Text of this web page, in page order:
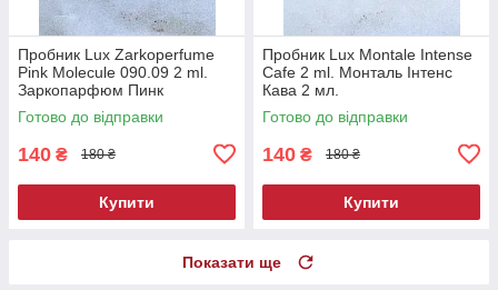
Пробник Lux Zarkoperfume
Pink Molecule 090.09 2 ml.
Заркопарфюм Пинк
Молекула 090.09 2 мл.
Готово до відправки
140 ₴ 180 ₴
Купити
Пробник Lux Montale Intense
Cafe 2 ml. Монталь Інтенс
Кава 2 мл.
Готово до відправки
140 ₴ 180 ₴
Купити
Показати ще